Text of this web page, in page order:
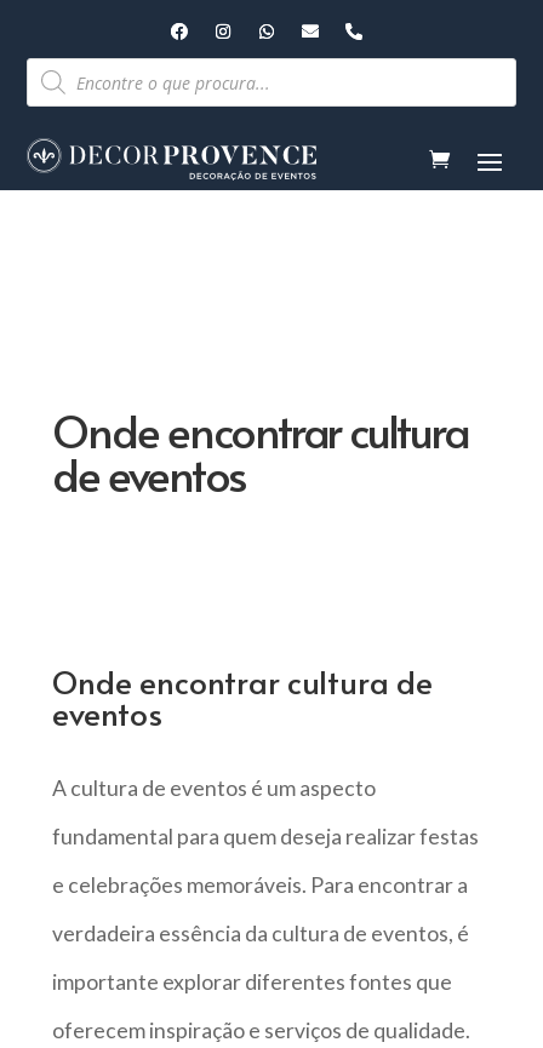
Pesquisar
produtos
Onde encontrar cultura
de eventos
Onde encontrar cultura de
eventos
A cultura de eventos é um aspecto
fundamental para quem deseja realizar festas
e celebrações memoráveis. Para encontrar a
verdadeira essência da cultura de eventos, é
importante explorar diferentes fontes que
oferecem inspiração e serviços de qualidade.